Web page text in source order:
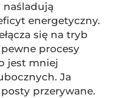
naśladują
energetyczny.
się na tryb
procesy
jest mniej
Ja
przerywane.